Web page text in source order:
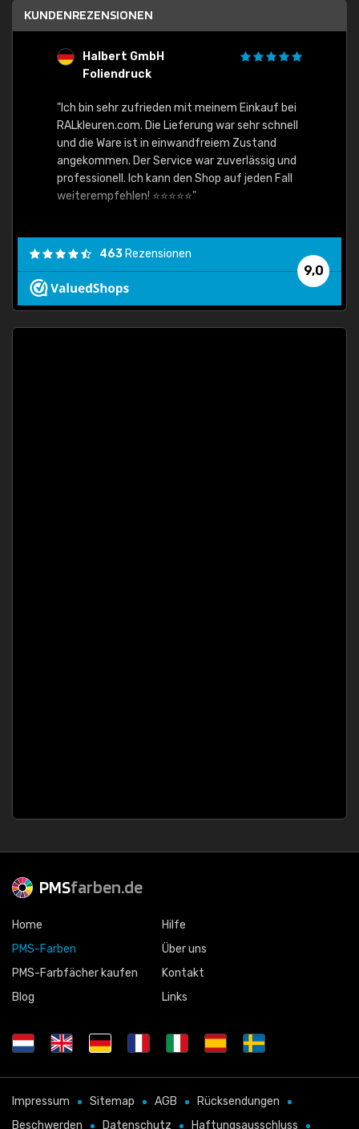
KUNDENREZENSIONEN
Halbert GmbH
Foliendruck
"Ich bin sehr zufrieden mit meinem Einkauf bei
RALkleuren.com. Die Lieferung war sehr schnell
und die Ware ist in einwandfreiem Zustand
angekommen. Der Service war zuverlässig und
professionell. Ich kann den Shop auf jeden Fall
weiterempfehlen! ⭐⭐⭐⭐⭐"
9,0
463 Rezensionen
PMSfarben.de
Home
PMS-Farben
PMS-Farbfächer kaufen
Blog
Hilfe
Über uns
Kontakt
Links
Impressum Sitemap AGB
Rücksendungen
Beschwerden
Datenschutz Haftungsausschluss